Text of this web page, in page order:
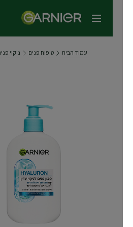
תפריט ראשי
עמוד הבית טיפוח פנים ניקוי פנים